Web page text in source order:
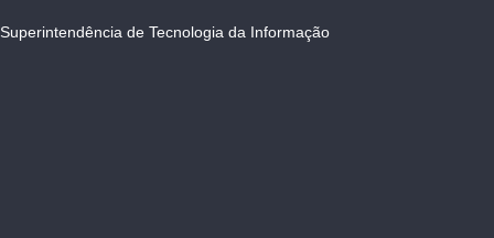
Superintendência de Tecnologia da Informação